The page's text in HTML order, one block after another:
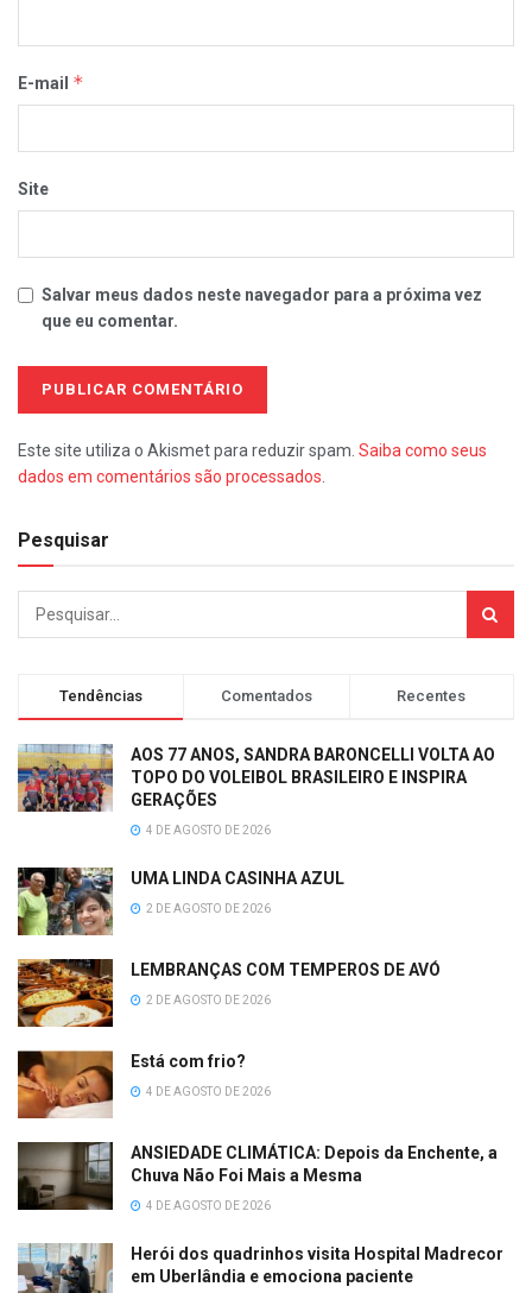
E-mail *
Site
Salvar meus dados neste navegador para a próxima vez
que eu comentar.
Este site utiliza o Akismet para reduzir spam. Saiba como seus
dados em comentários são processados
Pesquisar
Tendências Comentados Recentes
AOS 77 ANOS, SANDRA BARONCELLI VOLTA AO
TOPO DO VOLEIBOL BRASILEIRO E INSPIRA
GERAÇÕES
4 DE AGOSTO DE 2026
UMA LINDA CASINHA AZUL
2 DE AGOSTO DE 2026
LEMBRANÇAS COM TEMPEROS DE AVÓ
2 DE AGOSTO DE 2026
Está com frio?
4 DE AGOSTO DE 2026
ANSIEDADE CLIMÁTICA: Depois da Enchente, a
Chuva Não Foi Mais a Mesma
4 DE AGOSTO DE 2026
Herói dos quadrinhos visita Hospital Madrecor
em Uberlândia e emociona paciente